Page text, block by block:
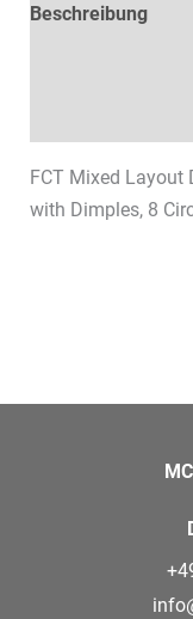
Beschreibung
FCT Mixed Layout
with Dimples, 8